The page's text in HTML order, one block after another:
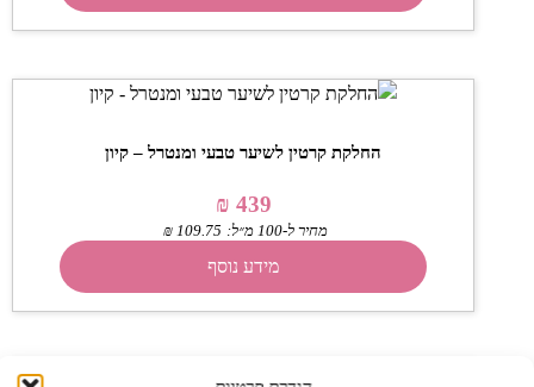
החלקת קרטין לשיער טבעי ומנטרל – קיון
₪ 439
מחיר ל-100 מ״ל: ₪109.75
מידע נוסף